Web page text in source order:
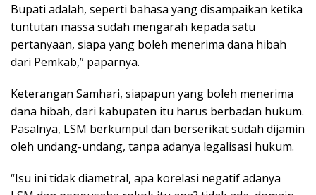
Bupati adalah, seperti bahasa yang disampaikan ketika
tuntutan massa sudah mengarah kepada satu
pertanyaan, siapa yang boleh menerima dana hibah
dari Pemkab,” paparnya.
Keterangan Samhari, siapapun yang boleh menerima
dana hibah, dari kabupaten itu harus berbadan hukum.
Pasalnya, LSM berkumpul dan berserikat sudah dijamin
oleh undang-undang, tanpa adanya legalisasi hukum.
“Isu ini tidak diametral, apa korelasi negatif adanya